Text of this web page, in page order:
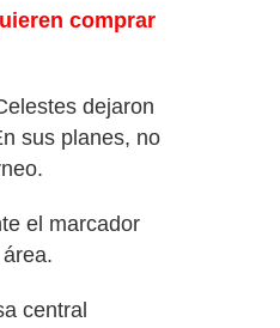
comprar
dejaron
sus planes, no
el marcador
central